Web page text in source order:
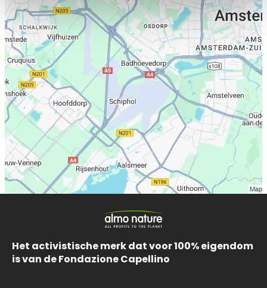
Het activistische merk dat voor 100% eigendom
is van de Fondazione Capellino